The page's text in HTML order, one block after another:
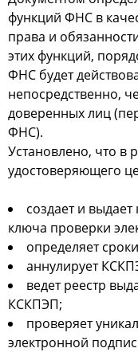
функций ФНС в
права и
этих функций,
ФНС будет
непосредственно,
доверенных лиц
ФНС).
Установлено, что в
удостоверяющего
создает и
ключа проверки
определяет
аннулирует
ведет реестр
КСКПЭП;
проверяет
электронной